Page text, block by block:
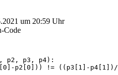
um 20:59 Uhr
Code
p2, p3, p4):
p2[0])) != ((p3[1]-